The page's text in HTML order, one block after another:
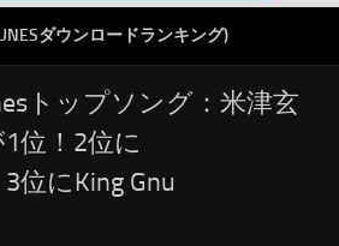
ダウンロードランキング)
トップソング：米津玄
位！2位に
位にKing Gnu